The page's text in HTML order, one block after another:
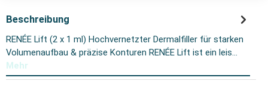
Beschreibung
RENÉE Lift (2 x 1 ml) Hochvernetzter Dermalfiller für starken
Volumenaufbau & präzise Konturen RENÉE Lift ist ein leis…
Mehr